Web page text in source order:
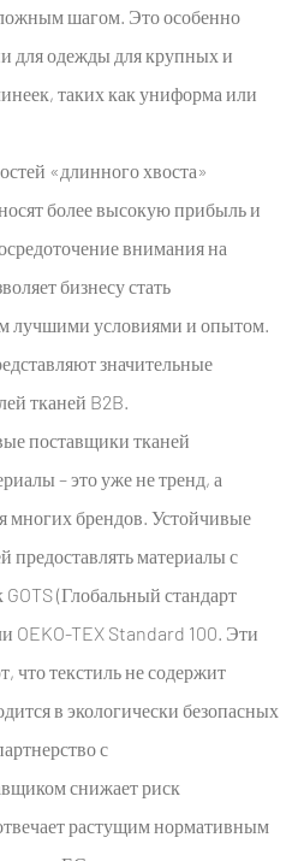
шагом. Это особенно
для одежды для крупных и
таких как униформа или
«длинного хвоста»
более высокую прибыль и
внимания на
бизнесу стать
лучшими условиями и опытом.
значительные
тканей B2B.
поставщики тканей
– это уже не тренд, а
многих брендов. Устойчивые
предоставлять материалы с
(Глобальный стандарт
OEKO-TEX Standard 100. Эти
что текстиль не содержит
в экологически безопасных
с
снижает риск
растущим нормативным